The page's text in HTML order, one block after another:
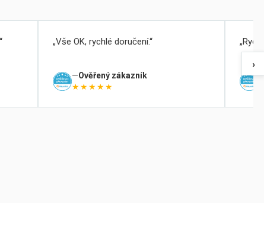
Vše OK, rychlé doručení.
Ověřený zákazník
★★★★★
›